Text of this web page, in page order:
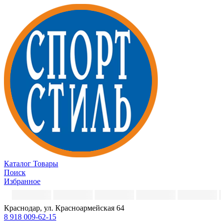
Каталог Товары
Поиск
Избранное
Краснодар, ул. Красноармейская 64
8 918 009-62-15